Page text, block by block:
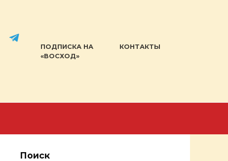
ПОДПИСКА НА
«ВОСХОД»
КОНТАКТЫ
Поиск